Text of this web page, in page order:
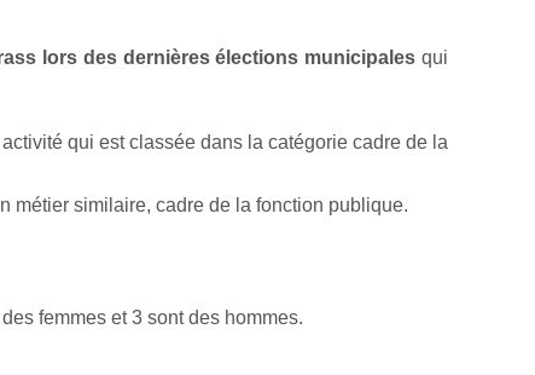
lors des dernières élections municipales qui
qui est classée dans la catégorie cadre de la
métier similaire, cadre de la fonction publique.
femmes et 3 sont des hommes.